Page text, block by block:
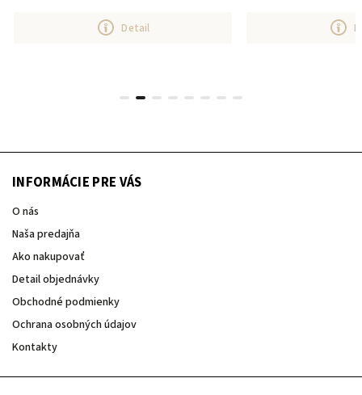
Detail
INFORMÁCIE PRE VÁS
O nás
Naša predajňa
Ako nakupovať
Detail objednávky
Obchodné podmienky
Ochrana osobných údajov
Kontakty